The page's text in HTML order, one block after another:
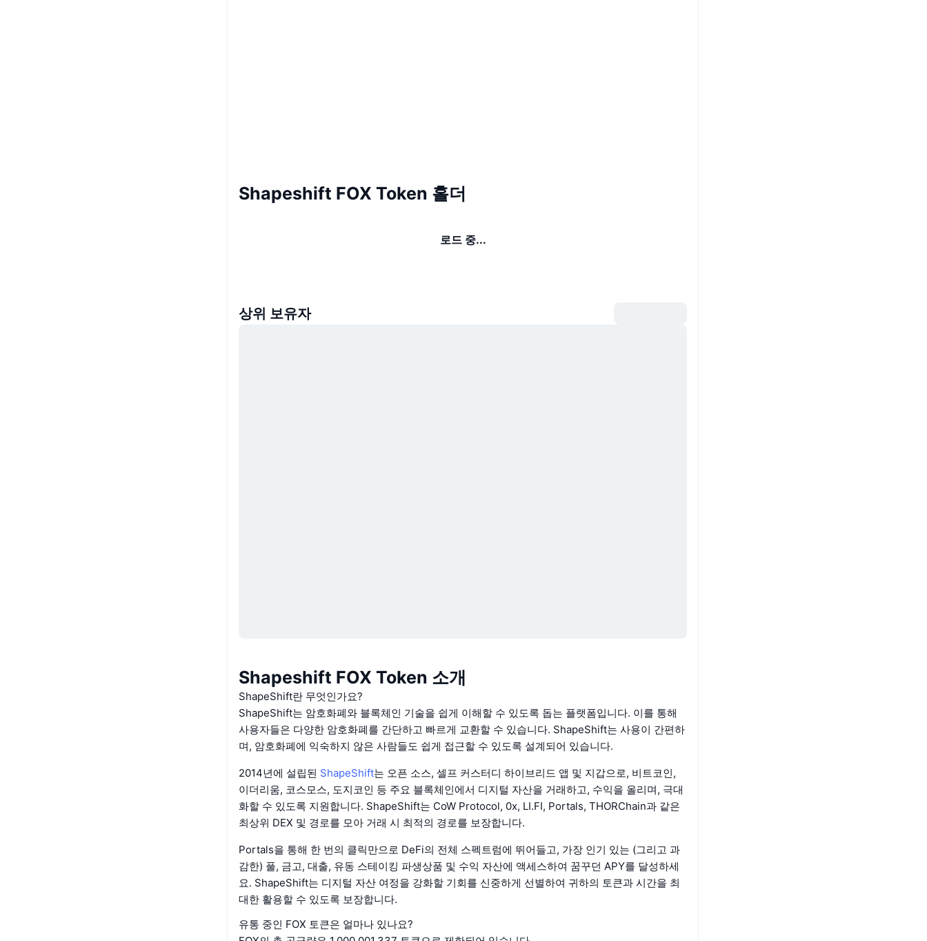
Shapeshift FOX Token 홀더
로드 중...
상위 보유자
Shapeshift FOX Token 소개
ShapeShift란 무엇인가요?
ShapeShift는 암호화폐와 블록체인 기술을 쉽게 이해할 수 있도록 돕는 플랫폼입니다. 이를 통해
사용자들은 다양한 암호화폐를 간단하고 빠르게 교환할 수 있습니다. ShapeShift는 사용이 간편하
며, 암호화폐에 익숙하지 않은 사람들도 쉽게 접근할 수 있도록 설계되어 있습니다.
2014년에 설립된 ShapeShift는 오픈 소스, 셀프 커스터디 하이브리드 앱 및 지갑으로, 비트코인,
이더리움, 코스모스, 도지코인 등 주요 블록체인에서 디지털 자산을 거래하고, 수익을 올리며, 극대
화할 수 있도록 지원합니다. ShapeShift는 CoW Protocol, 0x, LI.FI, Portals, THORChain과 같은
최상위 DEX 및 경로를 모아 거래 시 최적의 경로를 보장합니다.
Portals을 통해 한 번의 클릭만으로 DeFi의 전체 스펙트럼에 뛰어들고, 가장 인기 있는 (그리고 과
감한) 풀, 금고, 대출, 유동 스테이킹 파생상품 및 수익 자산에 액세스하여 꿈꾸던 APY를 달성하세
요. ShapeShift는 디지털 자산 여정을 강화할 기회를 신중하게 선별하여 귀하의 토큰과 시간을 최
대한 활용할 수 있도록 보장합니다.
유통 중인 FOX 토큰은 얼마나 있나요?